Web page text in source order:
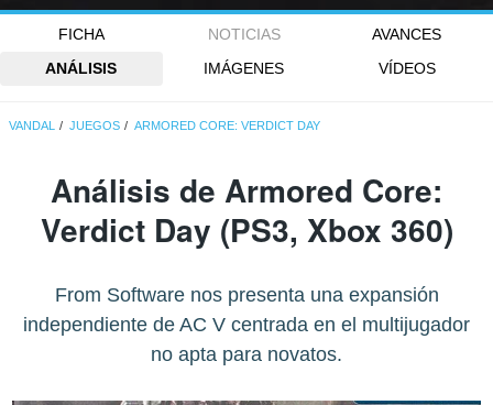
FICHA NOTICIAS
AVANCES
ANÁLISIS
IMÁGENES VÍDEOS
VANDAL JUEGOS ARMORED CORE: VERDICT DAY
Análisis de Armored Core:
Verdict Day (PS3, Xbox 360)
From Software nos presenta una expansión
independiente de AC V centrada en el multijugador
no apta para novatos.